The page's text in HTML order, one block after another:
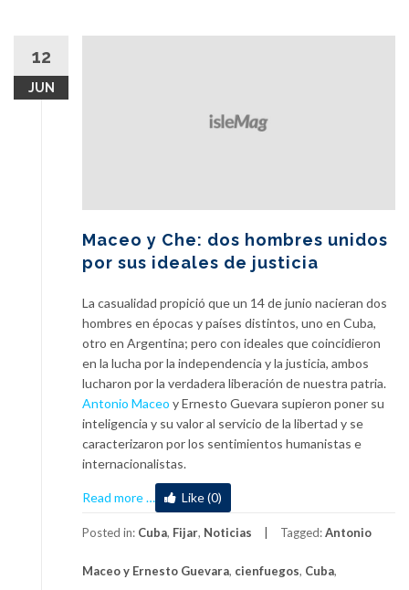
12
JUN
Maceo y Che: dos hombres unidos
por sus ideales de justicia
La casualidad propició que un 14 de junio nacieran dos
hombres en épocas y países distintos, uno en Cuba,
otro en Argentina; pero con ideales que coincidieron
en la lucha por la independencia y la justicia, ambos
lucharon por la verdadera liberación de nuestra patria.
Antonio Maceo y Ernesto Guevara supieron poner su
inteligencia y su valor al servicio de la libertad y se
caracterizaron por los sentimientos humanistas e
internacionalistas.
Read more
about
Maceo
y
dos
… Like (0)
Posted in: Cuba, Fijar, Noticias Tagged:Antonio
Maceo y Ernesto Guevara, cienfuegos, Cuba,